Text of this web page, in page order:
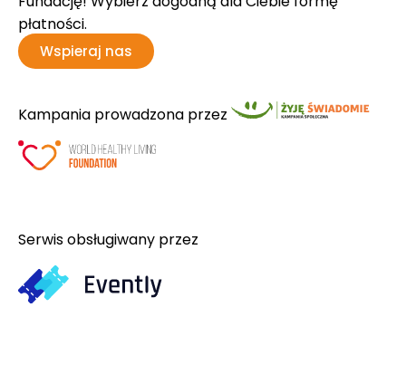
płatności.
Wspieraj nas
Kampania prowadzona przez
Serwis obsługiwany przez